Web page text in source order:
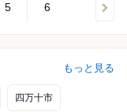
5 6
もっと見る
四万十市